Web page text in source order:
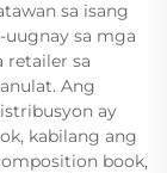
sa isang
sa mga
sa
Ang
ay
kabilang ang
book,